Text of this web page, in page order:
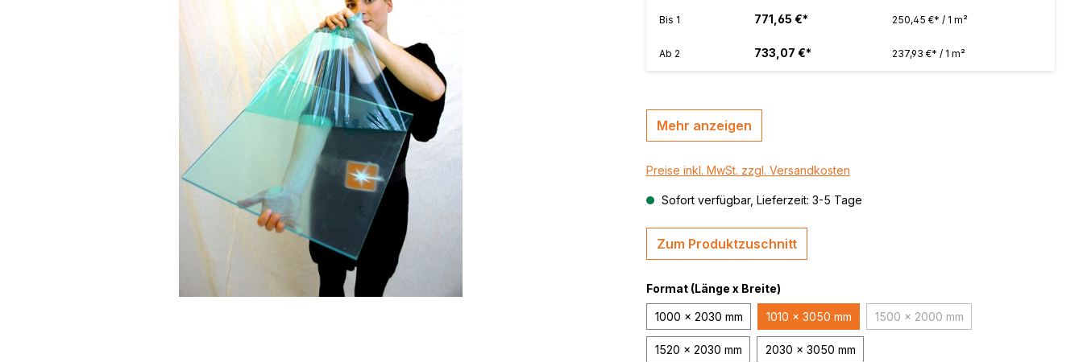
DIBOND® Spiegel außen, B-s2,
DIBOND®, Butlerfinish,
gebürstete Aluoptik, anthrazit /
rosé
MasterBond®, farbig / color
silber gebürstet
IEASY®BOND
Bis 1 771,65 €* 250,45 €* / 1 m²
Ab 2 733,07 €* 237,93 €* / 1 m²
Mehr anzeigen
Preise inkl. MwSt. zzgl. Versandkosten
Sofort verfügbar, Lieferzeit: 3-5 Tage
Zum Produktzuschnitt
Format (Länge x Breite)
1000 x 2030 mm 1010 x 3050 mm 1500 x 2000 mm(Diese Option ist zurzeit nicht
1520 x 2030 mm 2030 x 3050 mm